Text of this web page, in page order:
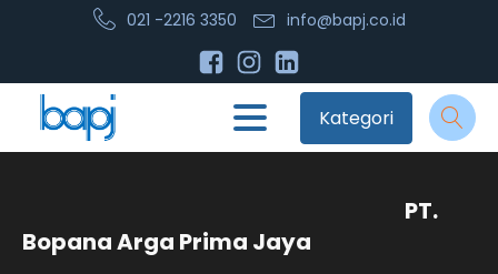
021 -2216 3350 info@bapj.co.id
Kategori
PT.
Bopana Arga Prima Jaya